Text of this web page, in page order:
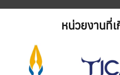
หน่วยงานที่